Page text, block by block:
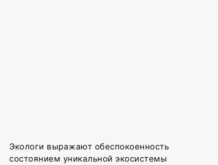
Экологи выражают обеспокоенность
состоянием уникальной экосистемы